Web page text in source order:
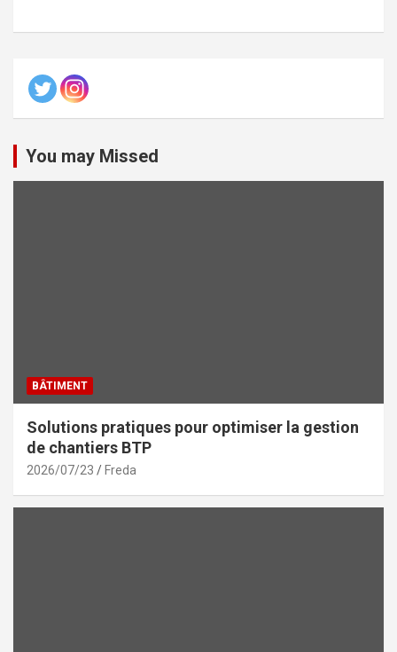
You may Missed
BÂTIMENT
Solutions pratiques pour optimiser la gestion
de chantiers BTP
2026/07/23 Freda